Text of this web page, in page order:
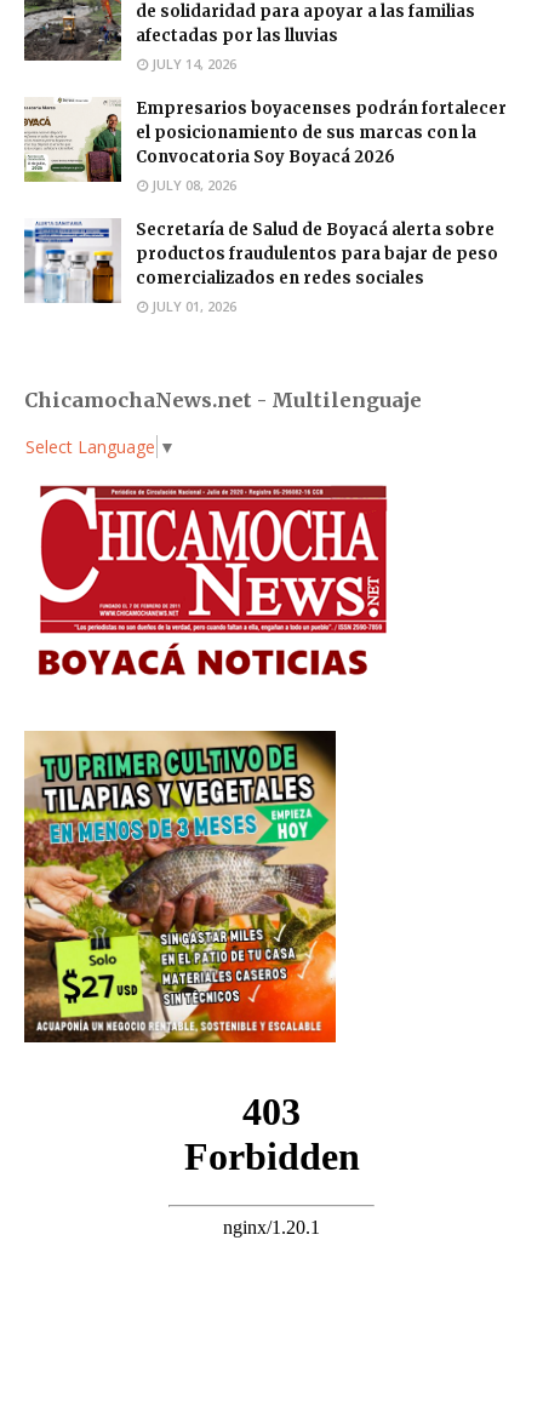
de solidaridad para apoyar a las familias
afectadas por las lluvias
JULY 14, 2026
Empresarios boyacenses podrán fortalecer
el posicionamiento de sus marcas con la
Convocatoria Soy Boyacá 2026
JULY 08, 2026
Secretaría de Salud de Boyacá alerta sobre
productos fraudulentos para bajar de peso
comercializados en redes sociales
JULY 01, 2026
ChicamochaNews.net - Multilenguaje
Select Language ▼